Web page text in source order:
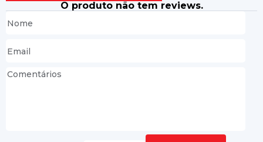
O produto não tem reviews.